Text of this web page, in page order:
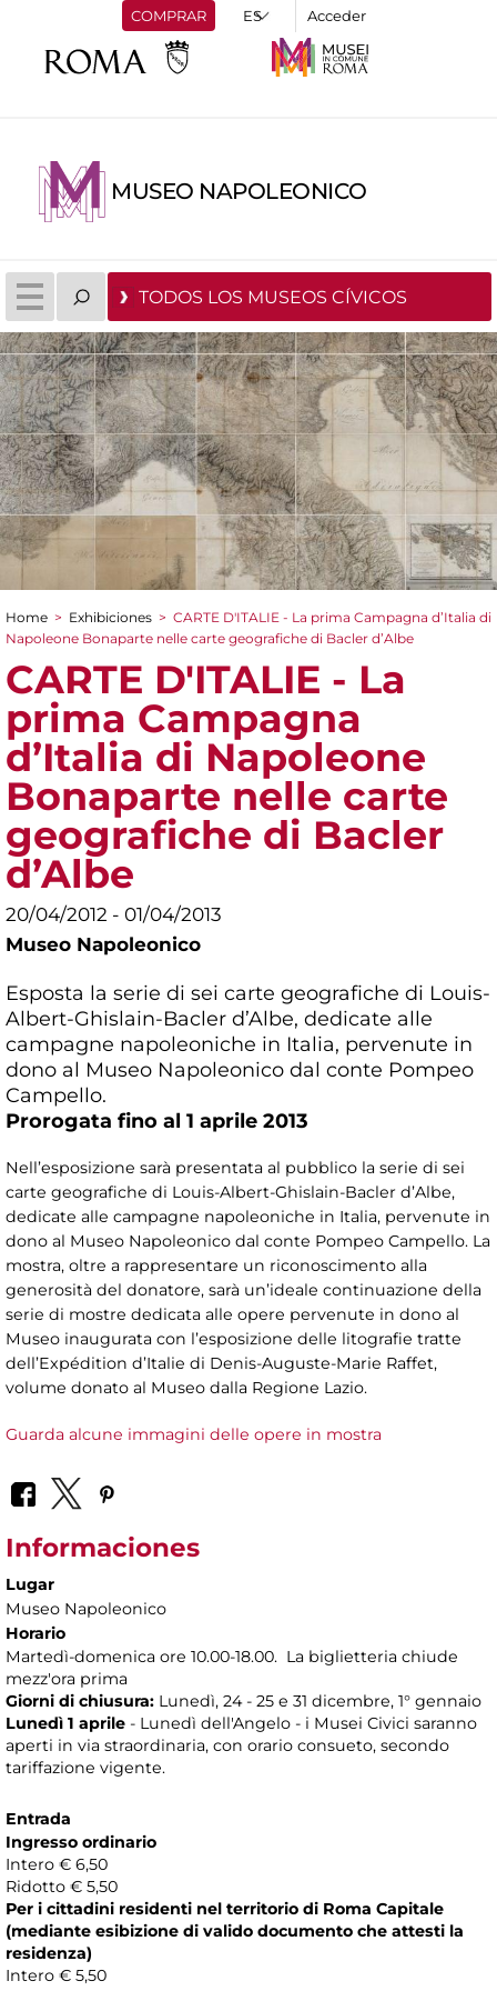
COMPRAR Acceder
MUSEO NAPOLEONICO
TODOS LOS MUSEOS CÍVICOS
You are here
Home > Exhibiciones > CARTE D'ITALIE - La prima Campagna d’Italia di
Napoleone Bonaparte nelle carte geografiche di Bacler d’Albe
CARTE D'ITALIE - La
prima Campagna
d’Italia di Napoleone
Bonaparte nelle carte
geografiche di Bacler
d’Albe
20/04/2012 - 01/04/2013
Museo Napoleonico
Esposta la serie di sei carte geografiche di Louis-
Albert-Ghislain-Bacler d’Albe, dedicate alle
campagne napoleoniche in Italia, pervenute in
dono al Museo Napoleonico dal conte Pompeo
Campello.
Prorogata fino al 1 aprile 2013
Nell’esposizione sarà presentata al pubblico la serie di sei
carte geografiche di Louis-Albert-Ghislain-Bacler d’Albe,
dedicate alle campagne napoleoniche in Italia, pervenute in
dono al Museo Napoleonico dal conte Pompeo Campello. La
mostra, oltre a rappresentare un riconoscimento alla
generosità del donatore, sarà un’ideale continuazione della
serie di mostre dedicata alle opere pervenute in dono al
Museo inaugurata con l’esposizione delle litografie tratte
dell’Expédition d’Italie di Denis-Auguste-Marie Raffet,
volume donato al Museo dalla Regione Lazio.
Guarda alcune immagini delle opere in mostra
Informaciones
Lugar
Museo Napoleonico
Horario
Martedì-domenica ore 10.00-18.00. La biglietteria chiude
mezz'ora prima
Giorni di chiusura: Lunedì, 24 - 25 e 31 dicembre, 1° gennaio
Lunedì 1 aprile - Lunedì dell'Angelo - i Musei Civici saranno
aperti in via straordinaria, con orario consueto, secondo
tariffazione vigente.
Entrada
Ingresso ordinario
Intero € 6,50
Ridotto € 5,50
Per i cittadini residenti nel territorio di Roma Capitale
(mediante esibizione di valido documento che attesti la
residenza)
Intero € 5,50